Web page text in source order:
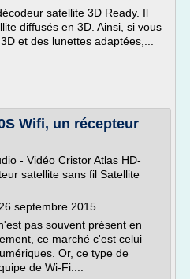
satellite 3D Ready. Il
diffusés en 3D. Ainsi, si vous
et des lunettes adaptées,...
Wifi, un récepteur
- Vidéo Cristor Atlas HD-
satellite sans fil Satellite
septembre 2015
pas souvent présent en
ce marché c'est celui
Or, ce type de
de Wi-Fi....